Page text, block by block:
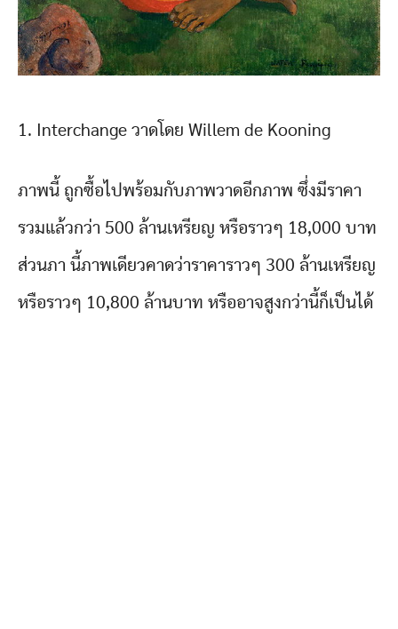
1. Interchange วาดโดย Willem de Kooning
ภาพนี้ ถูกซื้อไปพร้อมกับภาพวาดอีกภาพ ซึ่งมีราคา
รวมแล้วกว่า 500 ล้านเหรียญ หรือราวๆ 18,000 บาท
ส่วนภา นี้ภาพเดียวคาดว่าราคาราวๆ 300 ล้านเหรียญ
หรือราวๆ 10,800 ล้านบาท หรืออาจสูงกว่านี้ก็เป็นได้